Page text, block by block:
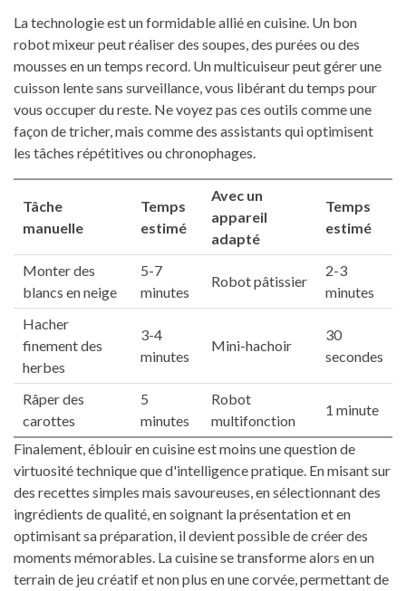
La technologie est un formidable allié en cuisine. Un bon
robot mixeur peut réaliser des soupes, des purées ou des
mousses en un temps record. Un multicuiseur peut gérer une
cuisson lente sans surveillance, vous libérant du temps pour
vous occuper du reste. Ne voyez pas ces outils comme une
façon de tricher, mais comme des assistants qui optimisent
les tâches répétitives ou chronophages.
Tâche
manuelle
Temps
estimé
Avec un
appareil
adapté
Temps
estimé
Monter des
blancs en neige
5-7
minutes
Robot pâtissier
2-3
minutes
Hacher
finement des
herbes
3-4
minutes
Mini-hachoir
30
secondes
Râper des
carottes
5
minutes
Robot
multifonction
1 minute
Finalement, éblouir en cuisine est moins une question de
virtuosité technique que d'intelligence pratique. En misant sur
des recettes simples mais savoureuses, en sélectionnant des
ingrédients de qualité, en soignant la présentation et en
optimisant sa préparation, il devient possible de créer des
moments mémorables. La cuisine se transforme alors en un
terrain de jeu créatif et non plus en une corvée, permettant de